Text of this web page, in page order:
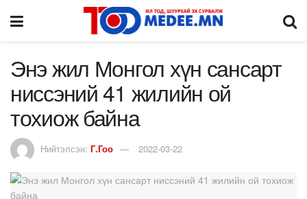
Энэ жил Монгол хүн сансарт
ниссэний 41 жилийн ой
тохиож байна
Нийтэлсэн: Г.Гоо 2022-03-22